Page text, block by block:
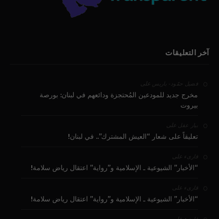
آخر التعليقات
فضيل حمّود - باريس على
مخرج جديد للمودعين المُحتجزة ودائعهم في لبنان: بورصة
بيروت
بيار عقل على
تعليقاً على شعار “العيش المشترك”.. في لبنان!
قارىء على
“الأخبار” الشيوعية ـ الإسلامية و”رواية” اعتقال رياض سلامة!
قارىء على
“الأخبار” الشيوعية ـ الإسلامية و”رواية” اعتقال رياض سلامة!